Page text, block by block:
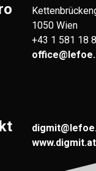
1050 Wien
+43 1 581 18
www.digmit.at